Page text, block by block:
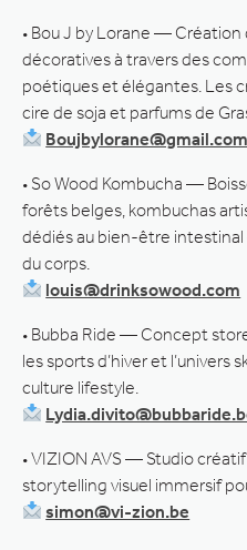
• Bou J by Lorane —
décoratives à travers des
poétiques et élégantes. Les
cire de soja et parfums de
Boujbylorane@gmail.com
• So Wood Kombucha —
forêts belges, kombuchas
dédiés au bien-être
du corps.
louis@drinksowood.com
• Bubba Ride — Concept
les sports d’hiver et
culture lifestyle.
• VIZION AVS — Studio
storytelling visuel immersif
simon@vi-zion.be